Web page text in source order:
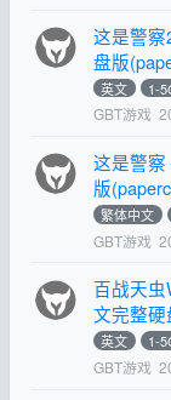
这是警
盘版
英文
1-
GBT游戏
这是警
版
繁体中文
GBT游戏
百战天
文完整硬
英文
1-
GBT游戏